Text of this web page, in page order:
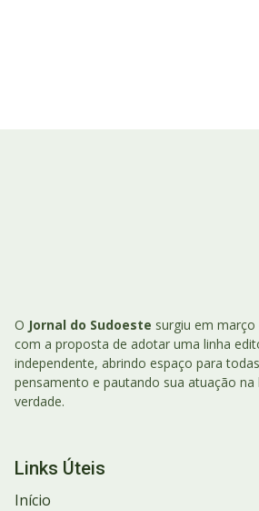
O Jornal do Sudoeste surgiu em
com a proposta de adotar uma linha
independente, abrindo espaço para
pensamento e pautando sua atuação na
verdade.
Links Úteis
Início